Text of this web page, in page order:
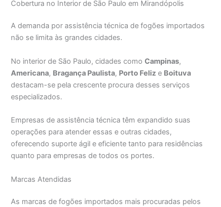
Cobertura no Interior de São Paulo em Mirandópolis
A demanda por assistência técnica de fogões importados
não se limita às grandes cidades.
No interior de São Paulo, cidades comoCampinas,
Americana, Bragança Paulista, Porto Feliz e Boituva
destacam-se pela crescente procura desses serviços
especializados.
Empresas de assistência técnica têm expandido suas
operações para atender essas e outras cidades,
oferecendo suporte ágil e eficiente tanto para residências
quanto para empresas de todos os portes.
Marcas Atendidas
As marcas de fogões importados mais procuradas pelos